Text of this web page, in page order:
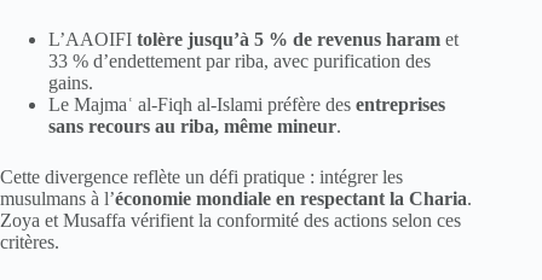
L’AAOIFI tolère jusqu’à 5 % de revenus haram et
33 % d’endettement par riba, avec purification des
gains.
Le Majmaʿ al-Fiqh al-Islami préfère des entreprises
sans recours au riba, même mineur.
Cette divergence reflète un défi pratique : intégrer les
musulmans à l’économie mondiale en respectant la Charia.
Zoya et Musaffa vérifient la conformité des actions selon ces
critères.